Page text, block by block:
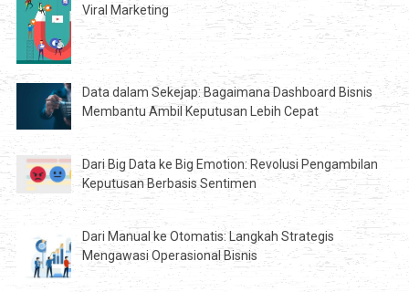
Viral Marketing
Data dalam Sekejap: Bagaimana Dashboard Bisnis
Membantu Ambil Keputusan Lebih Cepat
Dari Big Data ke Big Emotion: Revolusi Pengambilan
Keputusan Berbasis Sentimen
Dari Manual ke Otomatis: Langkah Strategis
Mengawasi Operasional Bisnis